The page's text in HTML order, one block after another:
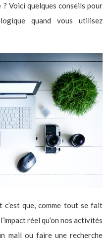
Voici quelques conseils pour
quand vous utilisez
que, comme tout se fait
réel qu’on nos activités
mail ou faire une recherche